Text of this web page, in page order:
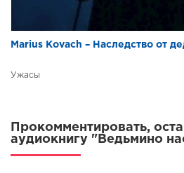
Marius Kovach – Наследство от
Ужасы
Прокомментировать,
аудиокнигу "Ведьмино